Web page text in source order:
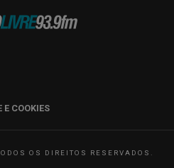
E COOKIES
OS DIREITOS RESERVADOS.